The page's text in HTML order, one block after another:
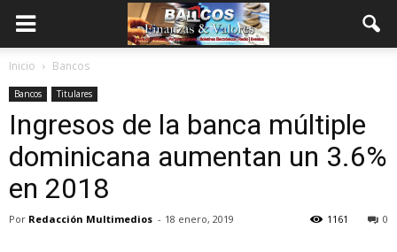
Inicio Bancos
Bancos Titulares
Ingresos de la banca múltiple
dominicana aumentan un 3.6%
en 2018
Por Redacción Multimedios - 18 enero, 2019 0
1161